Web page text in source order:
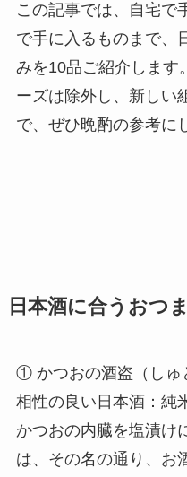
この記事では、自宅で
で手に入るものまで、
みを10品ご紹介します
ーズは除外し、新しい
で、ぜひ晩酌の参考に
日本酒に合うおつ
① かつおの酒盗（しゅ
相性の良い日本酒：純
かつおの内臓を塩漬け
は、その名の通り、お